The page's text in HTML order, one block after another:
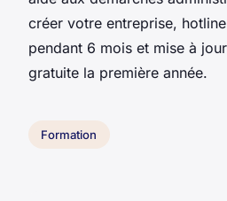
créer votre entreprise,
pendant 6 mois et mise à
gratuite la première année.
Formation